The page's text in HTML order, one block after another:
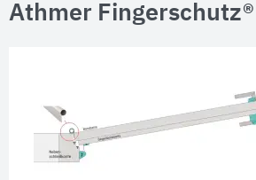
Athmer